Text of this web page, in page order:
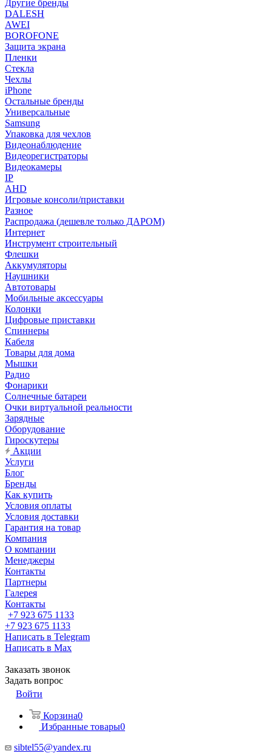
Другие бренды
DALESH
AWEI
BOROFONE
Защита экрана
Пленки
Стекла
Чехлы
iPhone
Остальные бренды
Универсальные
Samsung
Упаковка для чехлов
Видеонаблюдение
Видеорегистраторы
Видеокамеры
IP
AHD
Игровые консоли/приставки
Разное
Распродажа (дешевле только ДАРОМ)
Интернет
Инструмент строительный
Флешки
Аккумуляторы
Наушники
Автотовары
Мобильные аксессуары
Колонки
Цифровые приставки
Спиннеры
Кабеля
Товары для дома
Мышки
Радио
Фонарики
Солнечные батареи
Очки виртуальной реальности
Зарядные
Оборудование
Гироскутеры
Акции
Услуги
Блог
Бренды
Как купить
Условия оплаты
Условия доставки
Гарантия на товар
Компания
О компании
Менеджеры
Контакты
Партнеры
Галерея
Контакты
+7 923 675 1133
+7 923 675 1133
Написать в Telegram
Написать в Max
Заказать звонок
Задать вопрос
Войти
Корзина0
Избранные товары0
sibtel55@yandex.ru